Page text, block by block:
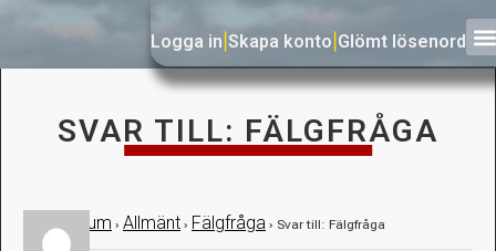
Logga in Skapa konto Glömt lösenord
SVAR TILL: FÄLGFRÅGA
› Forum › Allmänt › Fälgfråga › Svar till: Fälgfråga